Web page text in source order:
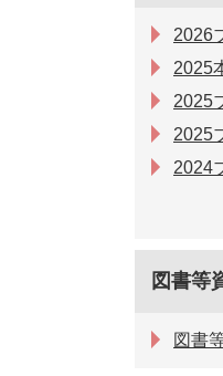
2026
2025
2025
2025
2024
図書等
図書